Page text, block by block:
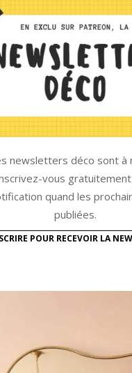
newsletters déco sont à
vous
quand les
publiées.
POUR RECEVOIR LA